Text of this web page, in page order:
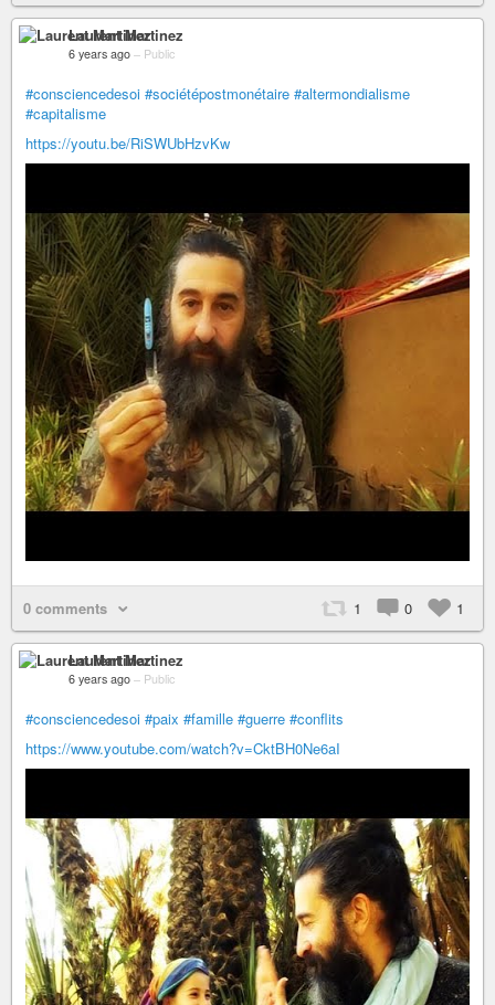
Laurent Martinez
6 years ago – Public
#consciencedesoi #sociétépostmonétaire #altermondialisme
#capitalisme
https://youtu.be/RiSWUbHzvKw
0 comments 1 0 1
Laurent Martinez
6 years ago – Public
#consciencedesoi #paix #famille #guerre #conflits
https://www.youtube.com/watch?v=CktBH0Ne6aI